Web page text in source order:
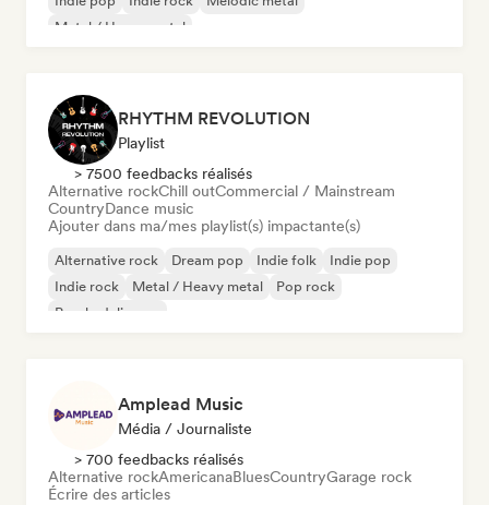
Metal / Heavy metal
RHYTHM REVOLUTION
Playlist
> 7500 feedbacks réalisés
Alternative rockChill outCommercial / Mainstream
CountryDance music
Ajouter dans ma/mes playlist(s) impactante(s)
Alternative rock Dream pop Indie folk
Indie pop
Indie rock
Metal / Heavy metal
Pop rock
Psychedelic pop
Amplead Music
Média / Journaliste
> 700 feedbacks réalisés
Alternative rockAmericanaBluesCountryGarage rock
Écrire des articles